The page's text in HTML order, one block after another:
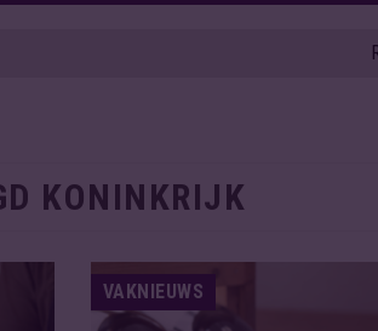
Rémy
KONINKRIJK
VAKNIEUWS